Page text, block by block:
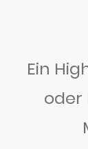
Ein
oder